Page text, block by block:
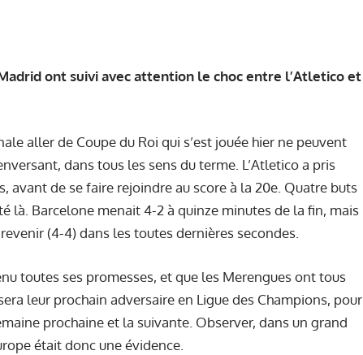
ont suivi avec attention le choc entre l’Atletico et
aller de Coupe du Roi qui s’est jouée hier ne peuvent
dans tous les sens du terme. L’Atletico a pris
avant de se faire rejoindre au score à la 20e. Quatre buts
là. Barcelone menait 4-2 à quinze minutes de la fin, mais
(4-4) dans les toutes dernières secondes.
toutes ses promesses, et que les Merengues ont tous
leur prochain adversaire en Ligue des Champions, pour
prochaine et la suivante. Observer, dans un grand
était donc une évidence.